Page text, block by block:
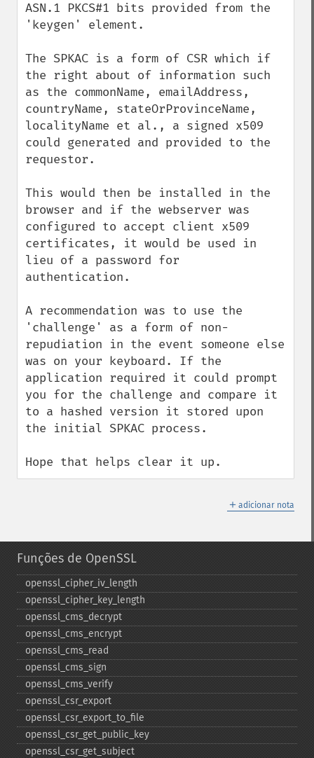
ASN.1 PKCS#1 bits provided from the
'keygen' element.
The SPKAC is a form of CSR which if
the right about of information such
as the commonName, emailAddress,
countryName, stateOrProvinceName,
localityName et al., a signed x509
could generated and provided to the
requestor.
This would then be installed in the
browser and if the webserver was
configured to accept client x509
certificates, it would be used in
lieu of a password for
authentication.
A recommendation was to use the
'challenge' as a form of non-
repudiation in the event someone else
was on your keyboard. If the
application required it could prompt
you for the challenge and compare it
to a hashed version it stored upon
the initial SPKAC process.
Hope that helps clear it up.
＋ adicionar nota
Funções de OpenSSL
openssl_​cipher_​iv_​length
openssl_​cipher_​key_​length
openssl_​cms_​decrypt
openssl_​cms_​encrypt
openssl_​cms_​read
openssl_​cms_​sign
openssl_​cms_​verify
openssl_​csr_​export
openssl_​csr_​export_​to_​file
openssl_​csr_​get_​public_​key
openssl_​csr_​get_​subject